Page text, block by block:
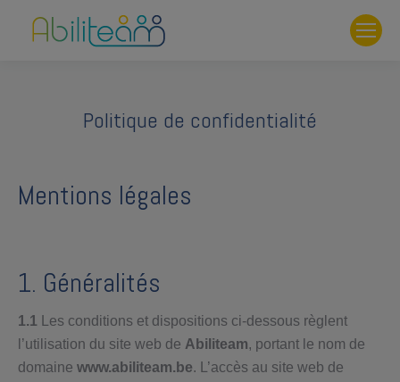
Politique de confidentialité
Mentions légales
1. Généralités
1.1 Les conditions et dispositions ci-dessous règlent
l’utilisation du site web de Abiliteam, portant le nom de
domaine www.abiliteam.be. L’accès au site web de